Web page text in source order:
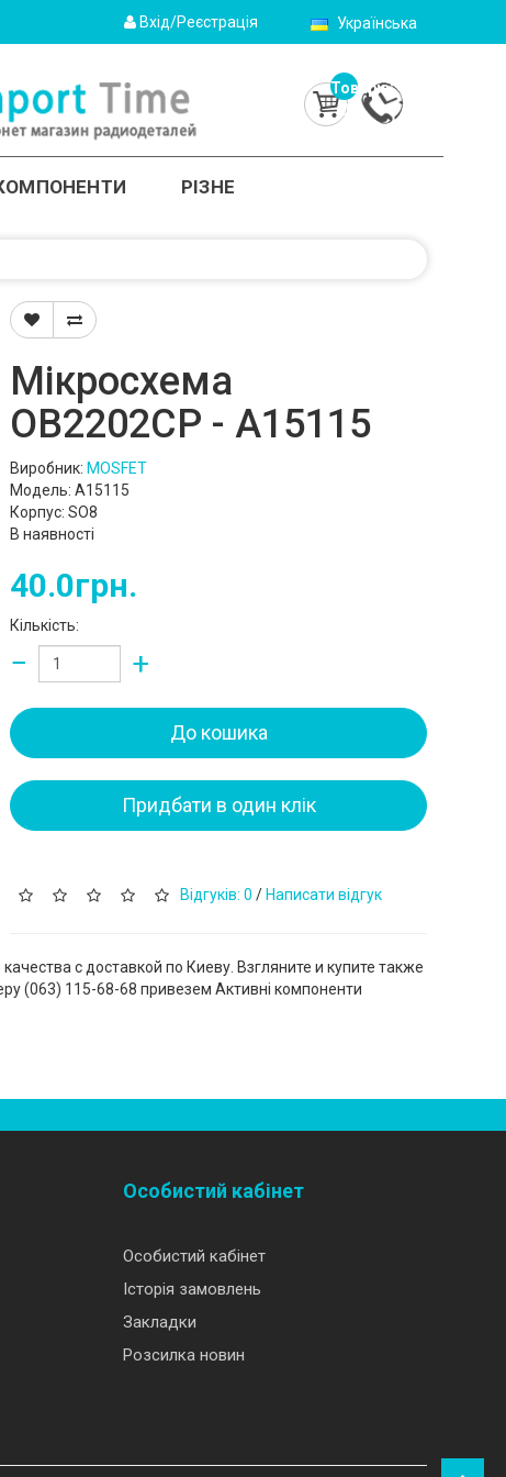
Українська
Вхід/Реєстрація
Товарів:
0
(0.0грн.)
РІЗНЕ
Мікросхема
OB2202CP - A15115
Виробник: MOSFET
Модель: A15115
Корпус: SO8
В наявності
40.0грн.
Кількість:
− +
До кошика
Придбати в один клік
Відгуків: 0 / Написати відгук
с доставкой по Киеву. Взгляните и купите также
(‎063) 115-68-68 привезем Активні компоненти
Особистий кабінет
Особистий кабінет
Історія замовлень
Закладки
Розсилка новин